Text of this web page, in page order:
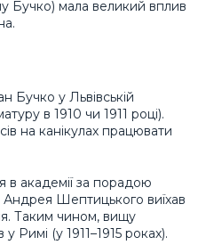
Бучко) мала великий вплив
Бучко у Львівській
в 1910 чи 1911 році).
на канікулах працювати
в академії за порадою
Шептицького виїхав
Таким чином, вищу
Римі (у 1911–1915 роках).